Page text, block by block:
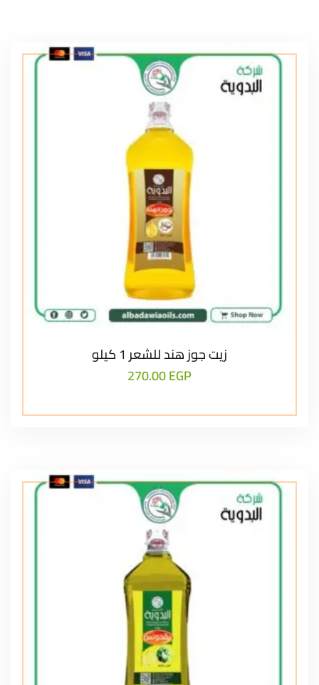
زيت جوز هند للشعر 1 كيلو
270.00EGP